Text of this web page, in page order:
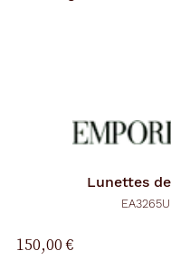
Lunettes
150,00 €